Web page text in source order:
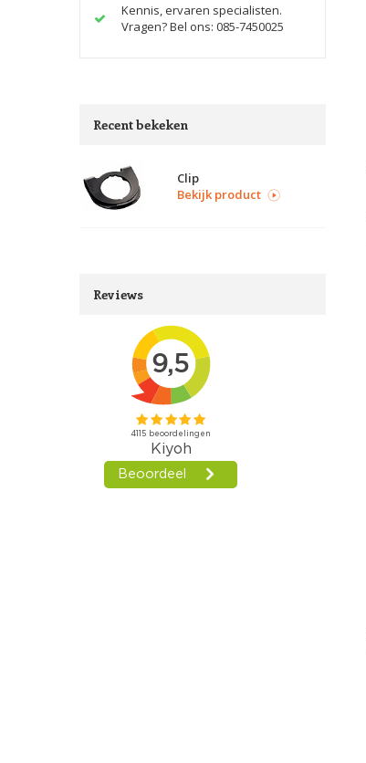
Kennis, ervaren specialisten.
Vragen? Bel ons: 085-7450025
Recent bekeken
Clip
Bekijk product
Reviews